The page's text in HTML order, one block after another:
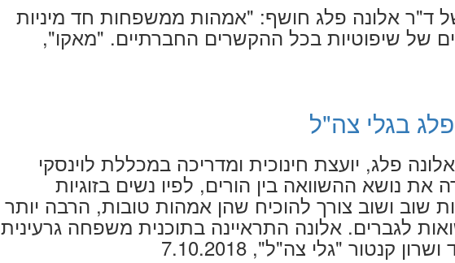
ד"ר אלונה פלג חושף: "אמהות ממשפחות חד מיניות
של שיפוטיות בכל ההקשרים החברתיים. "מאקו",
בגלי צה"ל
פלג, יועצת חינוכית ומדריכה במכללת לוינסקי
את נושא ההשוואה בין הורים, לפיו נשים בזוגיות
שוב ושוב צורך להוכיח שהן אמהות טובות, הרבה יותר
לגברים. אלונה התראיינה בתוכנית משפחה גרעינית
קנטור "גלי צה"ל", 7.10.2018